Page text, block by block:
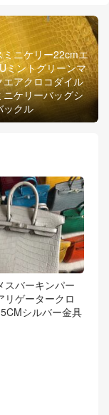
ミニケリー2​​2cmエ
ミントグリーンマ
エアクロコダイル
ニケリーバッグシ
ックル
スバーキンパー
リゲータークロ
シルバー金具